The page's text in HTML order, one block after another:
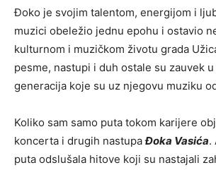
Đoko je svojim talentom, energijom i
muzici obeležio jednu epohu i ostavio
kulturnom i muzičkom životu grada
pesme, nastupi i duh ostale su zauvek
generacija koje su uz njegovu muziku
Koliko sam samo puta tokom karijere
koncerta i drugih nastupaĐoka Vasića.
puta odslušala hitove koji su nastajali